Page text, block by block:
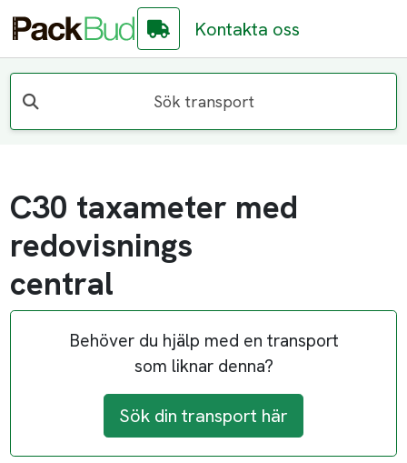
Kontakta oss
Sök transport
C30 taxameter med
redovisnings
central
Behöver du hjälp med en transport
som liknar denna?
Sök din transport här